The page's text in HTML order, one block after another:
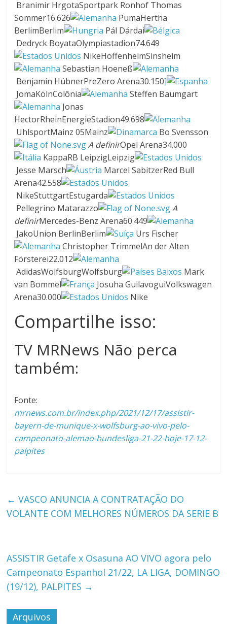
Branimir HrgotaSportpark Ronhof Thomas
Sommer16.626
PumaHertha
BerlimBerlim
Pál Dárdai
Dedryck BoyataOlympiastadion74.649
NikeHoffenheimSinsheim
Sebastian Hoeneß
Benjamin HübnerPreZero Arena30.150]
JomaKölnColônia
Steffen Baumgart
Jonas
HectorRheinEnergieStadion49.698
UhlsportMainz 05Mainz
Bo Svensson
A definirOpel Arena34.000
KappaRB LeipzigLeipzig
Jesse Marsch
Marcel SabitzerRed Bull
Arena42.558
NikeStuttgartEstugarda
Pellegrino Matarazzo
A
definirMercedes-Benz Arena60.449
JakoUnion BerlinBerlim
Urs Fischer
Christopher TrimmelAn der Alten
Försterei22.012
AdidasWolfsburgWolfsburg
Mark
van Bommel
Josuha GuilavoguiVolkswagen
Arena30.000
Nike
Compartilhe isso:
TV MRNews Não perca
também:
Fonte:
mrnews.com.br/index.php/2021/12/17/assistir-
bayern-de-munique-x-wolfsburg-ao-vivo-pelo-
campeonato-alemao-bundesliga-21-22-hoje-17-12-
palpites
← VASCO ANUNCIA A CONTRATAÇÃO DO
VOLANTE COM MELHORES NÚMEROS DA SERIE B
ASSISTIR Getafe x Osasuna AO VIVO agora pelo
Campeonato Espanhol 21/22, LA LIGA, DOMINGO
(19/12), PALPITES →
Arquivos